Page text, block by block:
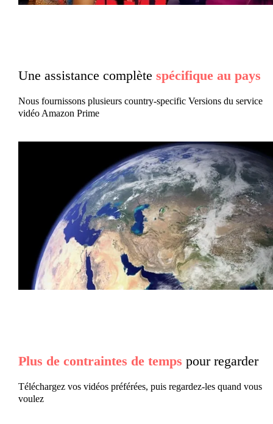
Une assistance complète spécifique au pays
Nous fournissons plusieurs country-specific Versions du service
vidéo Amazon Prime
Plus de contraintes de temps pour regarder
Téléchargez vos vidéos préférées, puis regardez-les quand vous
voulez